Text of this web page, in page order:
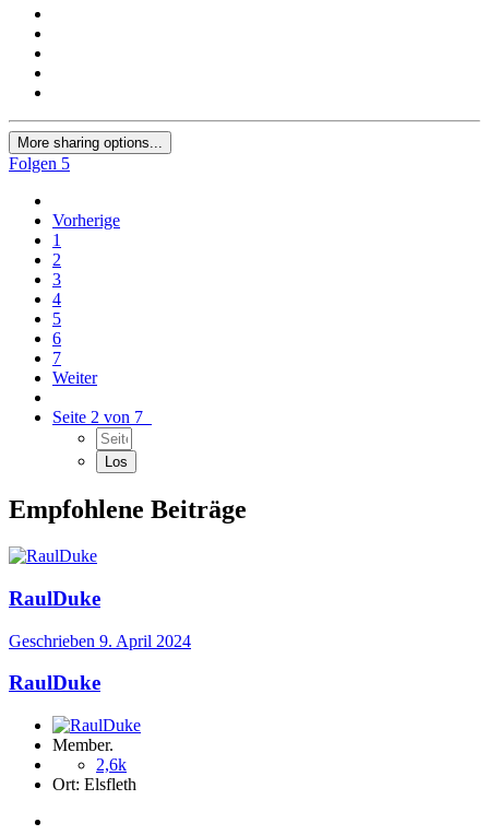
More sharing options...
Folgen 5
Vorherige
1
2
3
4
5
6
7
Weiter
Seite 2 von 7
Empfohlene Beiträge
RaulDuke
Geschrieben 9. April 2024
RaulDuke
Member.
2,6k
Ort: Elsfleth